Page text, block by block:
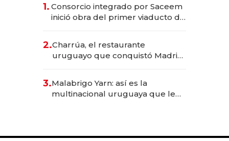
1. Consorcio integrado por Saceem
inició obra del primer viaducto de
millones
2.Charrúa, el restaurante
uruguayo que conquistó Madrid:
anticipación y prepara apertura
3.Malabrigo Yarn: así es la
multinacional uruguaya que le